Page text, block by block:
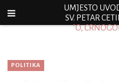
UMJESTO
SV. PETAR
"O,
POLITIKA